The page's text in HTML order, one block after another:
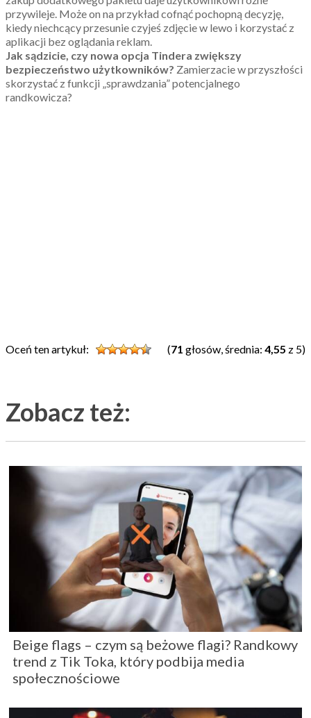
przywileje. Może on na przykład cofnąć pochopną decyzję,
kiedy niechcący przesunie czyjeś zdjęcie w lewo i korzystać z
aplikacji bez oglądania reklam.
Jak sądzicie, czy nowa opcja Tindera zwiększy
bezpieczeństwo użytkowników? Zamierzacie w przyszłości
skorzystać z funkcji „sprawdzania” potencjalnego
randkowicza?
Oceń ten artykuł: (71 głosów, średnia: 4,55 z 5)
Zobacz też:
Beige flags – czym są beżowe flagi? Randkowy
trend z Tik Toka, który podbija media
społecznościowe